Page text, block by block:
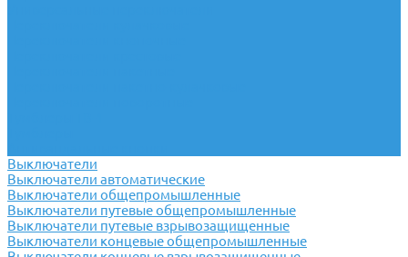
Выключатели
Выключатели автоматические
Выключатели общепромышленные
Выключатели путевые общепромышленные
Выключатели путевые взрывозащищенные
Выключатели концевые общепромышленные